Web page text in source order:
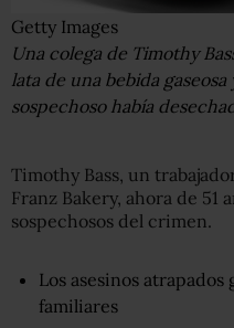
Getty Images
Una colega de Timothy
lata de una bebida
sospechoso había
Timothy Bass, un
Franz Bakery, ahora de 51
sospechosos del crimen.
Los asesinos atrapados
familiares